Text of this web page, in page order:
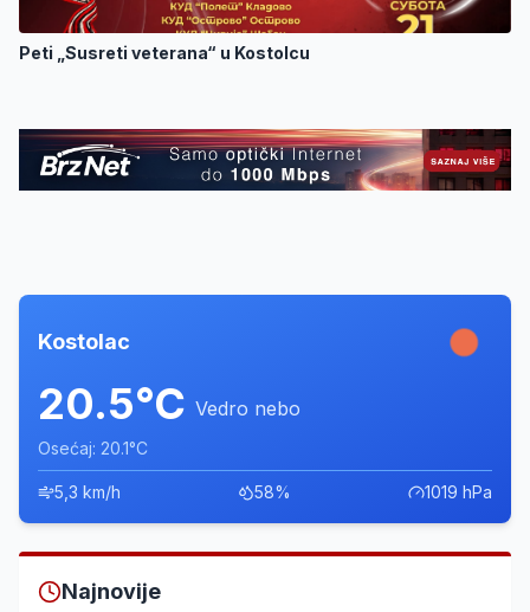
Peti „Susreti veterana“ u Kostolcu
Kostolac
20.5°C Vedro nebo
Osećaj: 20.1°C
5,3 km/h 58% 1019 hPa
Najnovije